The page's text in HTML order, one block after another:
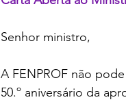
Senhor ministro,
A FENPROF não
50.º aniversário da